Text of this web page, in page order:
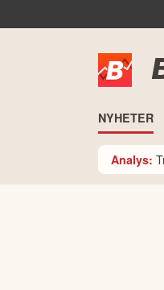
NYHETER
Analys: